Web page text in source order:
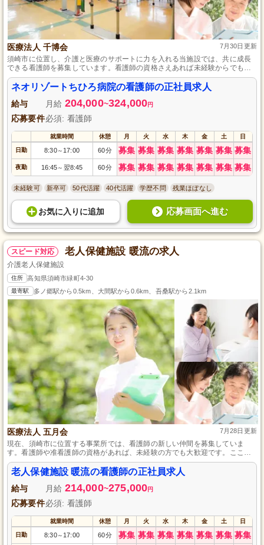
医療法人 千博会 7月30日更新
須崎市に位置し、介護と医療のサポートに力を入れる当施設では、共に成長
できる看護師を募集しています。看護師の資格さえあれば未経験からでも始
められ、充実した教育制度でスキルアップが見込めます。安定した収入とや
りがいのある職場でご活躍ください。
ネオリゾートちひろ病院の看護師の正社員求人
給与 月給 204,000~324,000円
応募要件必須: 看護師
就業時間 休憩 月 火 水 木 金 土 日
日勤 8:30～ 17:00 60分 募集 募集 募集 募集 募集 募集 募集
夜勤 16:45～ 翌8:45 60分 募集 募集 募集 募集 募集 募集 募集
未経験可 新卒可 50代活躍 40代活躍 学歴不問 残業ほぼなし
お気に入り に追加 応募画面へ進む
スピード対応 老人保健施設 暖流の求人
介護老人保健施設
住所 高知県須崎市緑町4-30
最寄駅 多ノ郷駅から0.5km、大間駅から0.6km、吾桑駅から2.1km
医療法人 五月会 7月28日更新
現在、須崎市に位置する事業所では、看護師の新しい仲間を募集していま
す。看護師や准看護師の資格があれば、未経験の方でも大歓迎です。ここで
は、昇給や賞与の制度が整っており、年間休日は120日とプライベートも充実
させながら、やりがいを感じて働くことができます。
老人保健施設 暖流の看護師の正社員求人
給与 月給 214,000~275,000円
応募要件必須: 看護師
就業時間 休憩 月 火 水 木 金 土 日
日勤 8:30～ 17:00 60分 募集 募集 募集 募集 募集 募集 募集